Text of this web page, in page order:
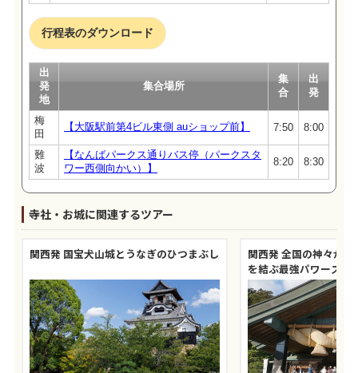
行程表のダウンロード
出
発
地
集合場所
集
合
出
発
梅
田
【大阪駅前第4ビル東側 auショップ前】 7:50 8:00
難
波
【なんばパークス通りバス停（パークスタ
ワー西側向かい）】
8:20 8:30
寺社・お城に関連するツアー
関西発 国宝犬山城とうなぎのひつまぶし
関西発 全国の神々が
を結ぶ最強パワースポ
帰りの旅